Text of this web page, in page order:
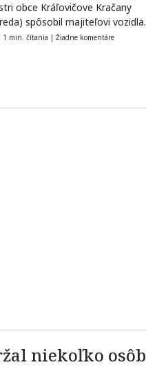
obce Kráľovičove Kračany
spôsobil majiteľovi vozidla
1 min. čítania | Žiadne komentáre
niekoľko osôb